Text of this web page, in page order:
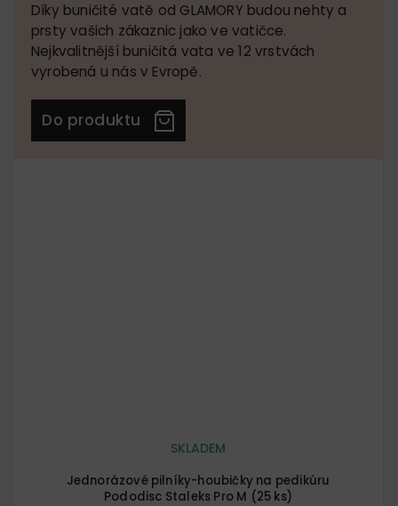
Díky buničité vatě od GLAMORY budou nehty a
prsty vašich zákaznic jako ve vatičce.
Nejkvalitnější buničitá vata ve 12 vrstvách
vyrobená u nás v Evropě.
Do produktu
Jednorázové pilníky-houbičky na pedikúru
Pododisc Staleks Pro M (25 ks)
SKLADEM